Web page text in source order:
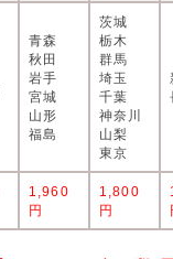
青森
秋田
岩手
宮城
山形
福島
茨城
栃木
群馬
埼玉
千葉
神奈川
山梨
東京
1,960
円
1,800
円